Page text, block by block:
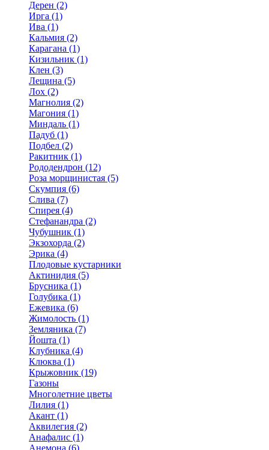
Дерен (2)
Ирга (1)
Ива (1)
Кальмия (2)
Карагана (1)
Кизильник (1)
Клен (3)
Лещина (5)
Лох (2)
Магнолия (2)
Магония (1)
Миндаль (1)
Падуб (1)
Подбел (2)
Ракитник (1)
Рододендрон (12)
Роза морщинистая (5)
Скумпия (6)
Слива (7)
Спирея (4)
Стефанандра (2)
Чубушник (1)
Экзохорда (2)
Эрика (4)
Плодовые кустарники
Актинидия (5)
Брусника (1)
Голубика (1)
Ежевика (6)
Жимолость (1)
Земляника (7)
Йошта (1)
Клубника (4)
Клюква (1)
Крыжовник (19)
Газоны
Многолетние цветы
Лилия (1)
Акант (1)
Аквилегия (2)
Анафалис (1)
Анемона (6)